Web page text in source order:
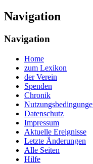
Navigation
Navigation
Home
zum Lexikon
der Verein
Spenden
Chronik
Datenschutz
Impressum
Aktuelle Ereignisse
Letzte Änderungen
Alle Seiten
Hilfe